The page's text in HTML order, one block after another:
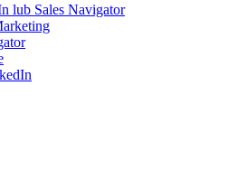
lub Sales Navigator